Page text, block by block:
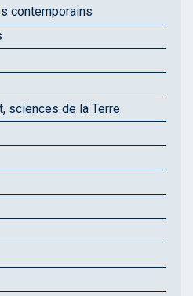
contemporains
sciences de la Terre